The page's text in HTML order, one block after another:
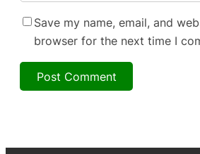
Save my name, email, and
browser for the next time I